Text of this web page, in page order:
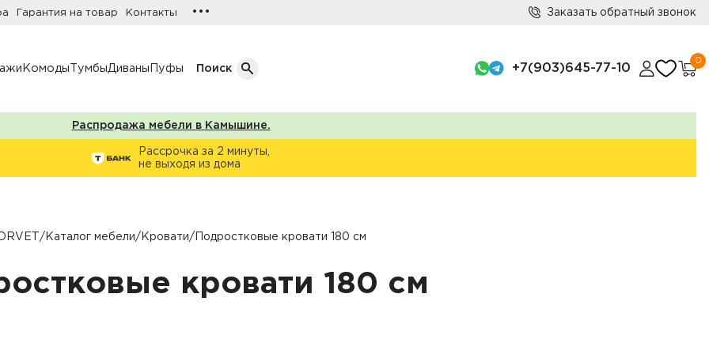
Гарантия на товар Контакты ••• Заказать обратный звонок
Комоды ТумбыДиваны Пуфы Поиск +7(903)645-77-10
0
Кол-во дверей
Трехдверные шкафы
Распродажа мебели в Камышине.
Рассрочка за 2 минуты,
не выходя из дома
/ Каталог мебели/ Кровати/ Подростковые кровати 180 см
кровати 180 см